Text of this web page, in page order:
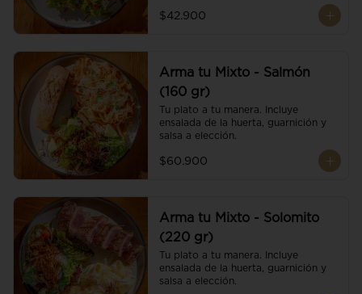
$42.900
Arma tu Mixto - Salmón
(160 gr)
Tu plato a tu manera. Incluye
ensalada de la huerta, guarnición y
salsa a elección.
$60.900
Arma tu Mixto - Solomito
(220 gr)
Tu plato a tu manera. Incluye
ensalada de la huerta, guarnición y
salsa a elección.